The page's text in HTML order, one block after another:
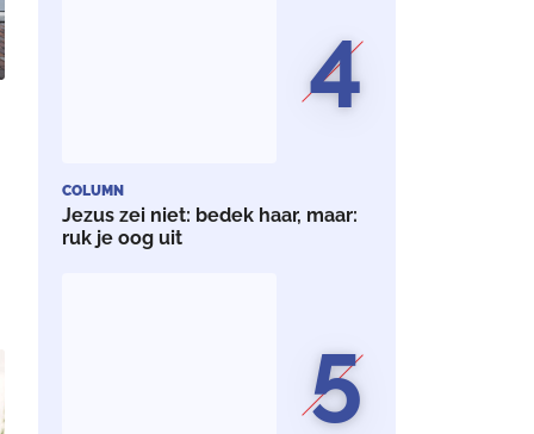
4
COLUMN
Jezus zei niet: bedek haar, maar:
ruk je oog uit
5